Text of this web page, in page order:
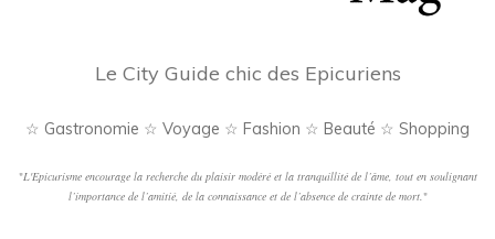
Le City Guide chic des Epicuriens
☆ Gastronomie ☆ Voyage ☆ Fashion ☆ Beauté ☆ Shopping
"L'Epicurisme encourage la recherche du plaisir modéré et la tranquillité de l’âme, tout en soulignant
l’importance de l’amitié, de la connaissance et de l’absence de crainte de mort."